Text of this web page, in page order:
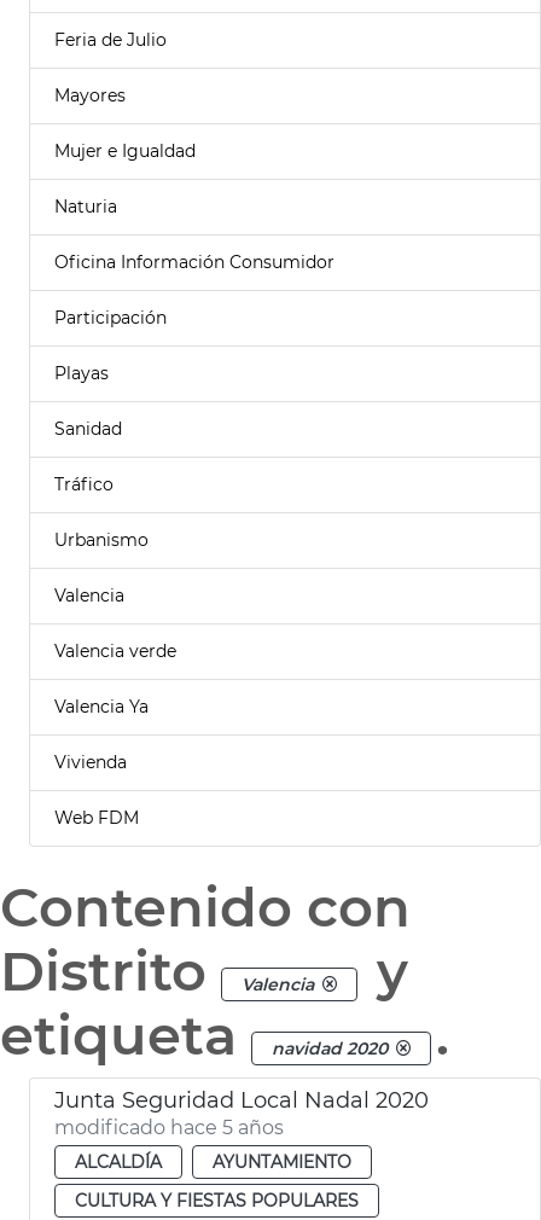
Feria de Julio
Mayores
Mujer e Igualdad
Naturia
Oficina Información Consumidor
Participación
Playas
Sanidad
Tráfico
Urbanismo
Valencia
Valencia verde
Valencia Ya
Vivienda
Web FDM
Contenido con
Distrito
Valencia
y
etiqueta
navidad 2020 .
Junta Seguridad Local Nadal 2020
modificado hace 5 años
ALCALDÍA
AYUNTAMIENTO
CULTURA Y FIESTAS POPULARES